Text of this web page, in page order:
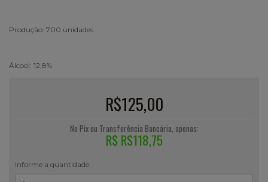
Produção: 700 unidades
Álcool: 12,8%
R$125,00
No Pix ou Transferência Bancária, apenas:
R$ R$118,75
Informe a quantidade: